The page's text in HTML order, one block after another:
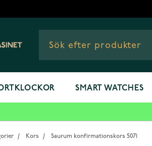
SMART WATCHES
/ Kors / Saurum konfirmationskors 5071